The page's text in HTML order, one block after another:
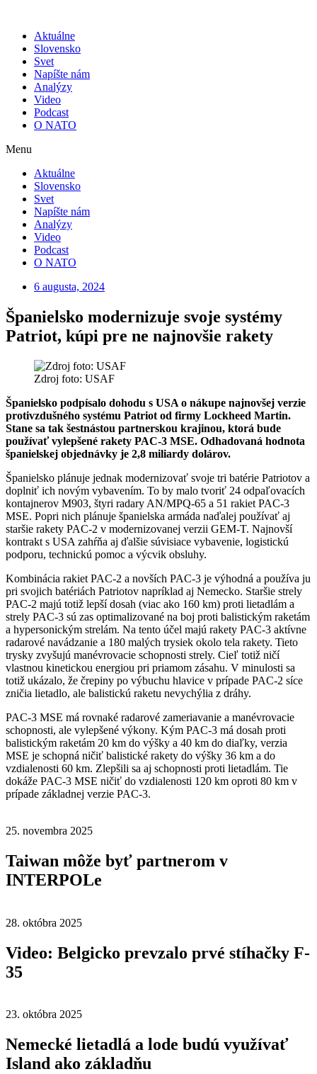
contentAktuálne
Slovensko
Svet
Napíšte nám
Analýzy
Video
Podcast
O NATO
Menu
Aktuálne
Slovensko
Svet
Napíšte nám
Analýzy
Video
Podcast
O NATO
6 augusta, 2024
Španielsko modernizuje svoje systémy
Patriot, kúpi pre ne najnovšie rakety
Zdroj foto: USAF
Španielsko podpísalo dohodu s USA o nákupe najnovšej verzie
protivzdušného systému Patriot od firmy Lockheed Martin.
Stane sa tak šestnástou partnerskou krajinou, ktorá bude
používať vylepšené rakety PAC-3 MSE. Odhadovaná hodnota
španielskej objednávky je 2,8 miliardy dolárov.
Španielsko plánuje jednak modernizovať svoje tri batérie Patriotov a
doplniť ich novým vybavením. To by malo tvoriť 24 odpaľovacích
kontajnerov M903, štyri radary AN/MPQ-65 a 51 rakiet PAC-3
MSE. Popri nich plánuje španielska armáda naďalej používať aj
staršie rakety PAC-2 v modernizovanej verzii GEM-T. Najnovší
kontrakt s USA zahŕňa aj ďalšie súvisiace vybavenie, logistickú
podporu, technickú pomoc a výcvik obsluhy.
Kombinácia rakiet PAC-2 a novších PAC-3 je výhodná a používa ju
pri svojich batériách Patriotov napríklad aj Nemecko. Staršie strely
PAC-2 majú totiž lepší dosah (viac ako 160 km) proti lietadlám a
strely PAC-3 sú zas optimalizované na boj proti balistickým raketám
a hypersonickým strelám. Na tento účel majú rakety PAC-3 aktívne
radarové navádzanie a 180 malých trysiek okolo tela rakety. Tieto
trysky zvyšujú manévrovacie schopnosti strely. Cieľ totiž ničí
vlastnou kinetickou energiou pri priamom zásahu. V minulosti sa
totiž ukázalo, že črepiny po výbuchu hlavice v prípade PAC-2 síce
zničia lietadlo, ale balistickú raketu nevychýlia z dráhy.
PAC-3 MSE má rovnaké radarové zameriavanie a manévrovacie
schopnosti, ale vylepšené výkony. Kým PAC-3 má dosah proti
balistickým raketám 20 km do výšky a 40 km do diaľky, verzia
MSE je schopná ničiť balistické rakety do výšky 36 km a do
vzdialenosti 60 km. Zlepšili sa aj schopnosti proti lietadlám. Tie
dokáže PAC-3 MSE ničiť do vzdialenosti 120 km oproti 80 km v
prípade základnej verzie PAC-3.
25. novembra 2025
Taiwan môže byť partnerom v
INTERPOLe
28. októbra 2025
Video: Belgicko prevzalo prvé stíhačky F-
35
23. októbra 2025
Nemecké lietadlá a lode budú využívať
Island ako základňu